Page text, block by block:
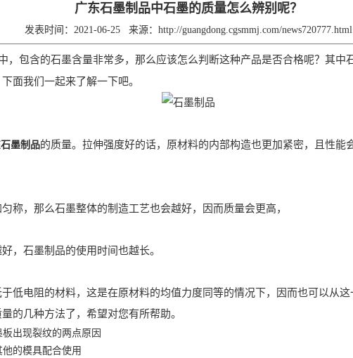
广东石墨制品中石墨的质量怎么辨别呢？
发表时间：2021-06-25 来源： http://guangdong.cgsmmj.com/news720777.html
，包含的石墨含量非常多，那么应该怎么判断这种产品是否合格呢？其中
面我们一起来了解一下吧。
墨制品的质量。拉伸强度好的话，原材料的内部构造也更加紧密，且性能
称，那么石墨整体的制造工艺也会越好，因而质量会更高，
，石墨制品的使用时间也越长。
低电阻的材料，这是在原材料的均值力度同等的情况下，因而也可以从这
的几种方法了，希望对您有所帮助。
出现裂纹的两点原因
的模具配合使用